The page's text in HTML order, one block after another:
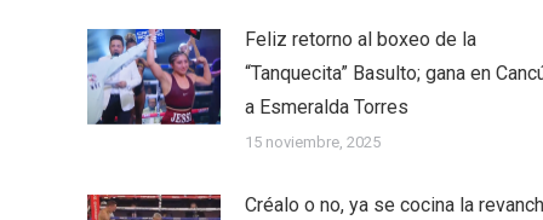
Feliz retorno al boxeo de la
“Tanquecita” Basulto; gana en
a Esmeralda Torres
15 noviembre, 2025
Créalo o no, ya se cocina la